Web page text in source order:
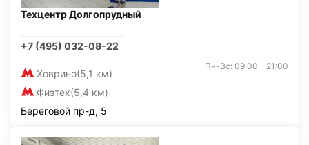
Техцентр Долгопрудный
+7 (495) 032-08-22
Ховрино(5,1 км)
Физтех(5,4 км)
Пн-Вс: 09:00 - 21:00
Береговой пр-д, 5